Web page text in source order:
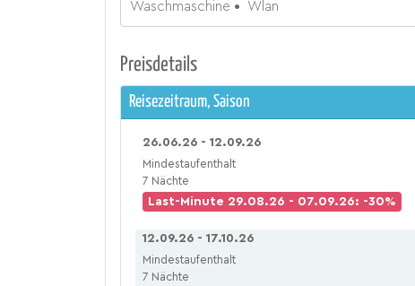
Waschmaschine
Wlan
Preisdetails
Reisezeitraum, Saison
26.06.26 - 12.09.26
Mindestaufenthalt
7 Nächte
Last-Minute 29.08.26 - 07.09.26: -30%
12.09.26 - 17.10.26
Mindestaufenthalt
7 Nächte